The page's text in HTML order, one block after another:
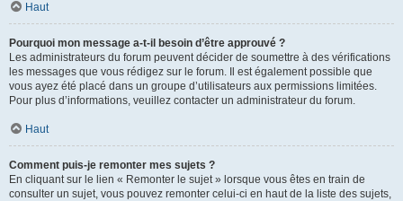
Haut
Pourquoi mon message a-t-il besoin d’être approuvé ?
Les administrateurs du forum peuvent décider de soumettre à des vérifications
les messages que vous rédigez sur le forum. Il est également possible que
vous ayez été placé dans un groupe d’utilisateurs aux permissions limitées.
Pour plus d’informations, veuillez contacter un administrateur du forum.
Haut
Comment puis-je remonter mes sujets ?
En cliquant sur le lien « Remonter le sujet » lorsque vous êtes en train de
consulter un sujet, vous pouvez remonter celui-ci en haut de la liste des sujets,